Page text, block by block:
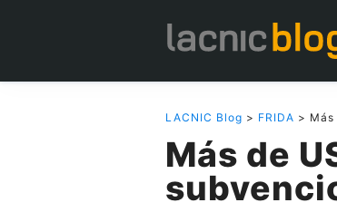
LACNIC Blog > FRIDA >
Más de